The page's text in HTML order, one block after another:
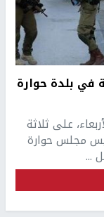
في بلدة حوارة
على ثلاثة
مجلس حوارة
...